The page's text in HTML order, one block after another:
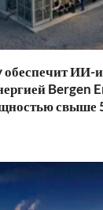
ИИ-
Bergen
свыше